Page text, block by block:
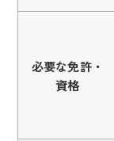
必要な免許・
資格